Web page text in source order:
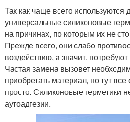
Так как чаще всего
универсальные силиконовые
на причинах, по которым их не
Прежде всего, они слабо
воздействию, а значит,
Частая замена вызовет
приобретать материал, но тут все
просто. Силиконовые герметики
аутоадгезии.